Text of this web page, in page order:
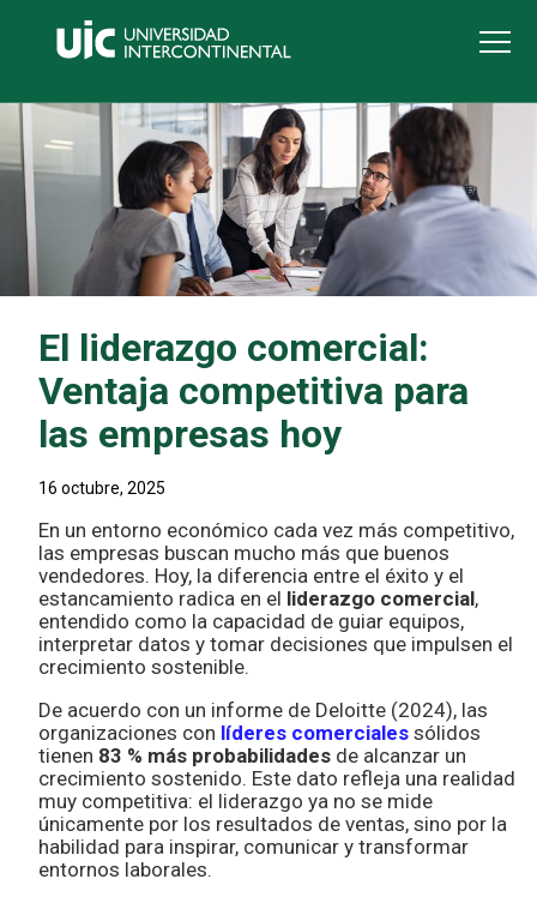
El liderazgo comercial:
Ventaja competitiva para
las empresas hoy
16 octubre, 2025
En un entorno económico cada vez más competitivo,
las empresas buscan mucho más que buenos
vendedores. Hoy, la diferencia entre el éxito y el
estancamiento radica en el liderazgo comercial,
entendido como la capacidad de guiar equipos,
interpretar datos y tomar decisiones que impulsen el
crecimiento sostenible.
De acuerdo con un informe de Deloitte (2024), las
organizaciones con líderes comerciales sólidos
tienen 83 % más probabilidades de alcanzar un
crecimiento sostenido. Este dato refleja una realidad
muy competitiva: el liderazgo ya no se mide
únicamente por los resultados de ventas, sino por la
habilidad para inspirar, comunicar y transformar
entornos laborales.